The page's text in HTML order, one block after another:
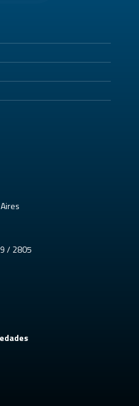
/ 2805